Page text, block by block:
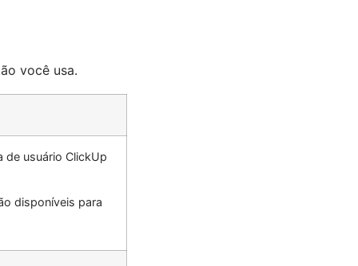
você usa.
de usuário ClickUp
disponíveis para